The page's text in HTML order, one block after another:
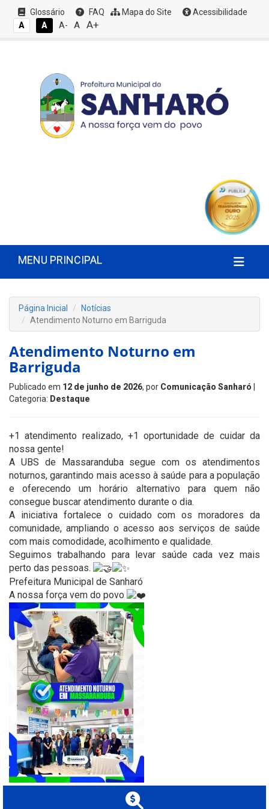
Glossário FAQ Mapa do Site
Acessibilidade
A
A A- A A+
MENU PRINCIPAL
Página Inicial
Notícias
Atendimento Noturno em Barriguda
Atendimento Noturno em
Barriguda
Publicado em 12 de junho de 2026, por Comunicação Sanharó
Categoria: Destaque
+1 atendimento realizado, +1 oportunidade de cuidar da
nossa gente!
A UBS de Massaranduba segue com os atendimentos
noturnos, garantindo mais acesso à saúde para a população
e oferecendo um horário alternativo para quem não
consegue buscar atendimento durante o dia.
A iniciativa fortalece o cuidado com os moradores da
comunidade, ampliando o acesso aos serviços de saúde
com mais comodidade, acolhimento e qualidade.
Seguimos trabalhando para levar saúde cada vez mais
perto das pessoas.
Prefeitura Municipal de Sanharó
A nossa força vem do povo